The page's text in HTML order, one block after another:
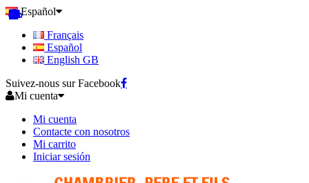
Español
Français
Español
English GB
Suivez-nous sur Facebook
Mi cuenta
Mi cuenta
Contacte con nosotros
Mi carrito
Iniciar sesión